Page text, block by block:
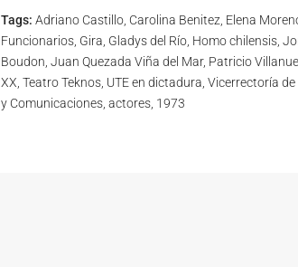
Tags: Adriano Castillo, Carolina Benitez, Elena
Funcionarios, Gira, Gladys del Río, Homo chilensis,
Boudon, Juan Quezada Viña del Mar, Patricio
XX, Teatro Teknos, UTE en dictadura, Vicerrectoría
y Comunicaciones, actores, 1973